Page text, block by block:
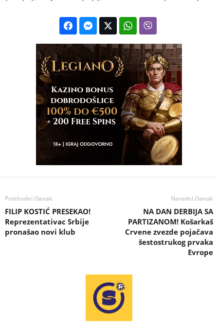
Prethodni članak
FILIP KOSTIĆ PRESEKAO!
Reprezentativac Srbije
pronašao novi klub
Naredni članak
NA DAN DERBIJA SA
PARTIZANOM! Košarkaš
Crvene zvezde pojačava
šestostrukog prvaka
Evrope